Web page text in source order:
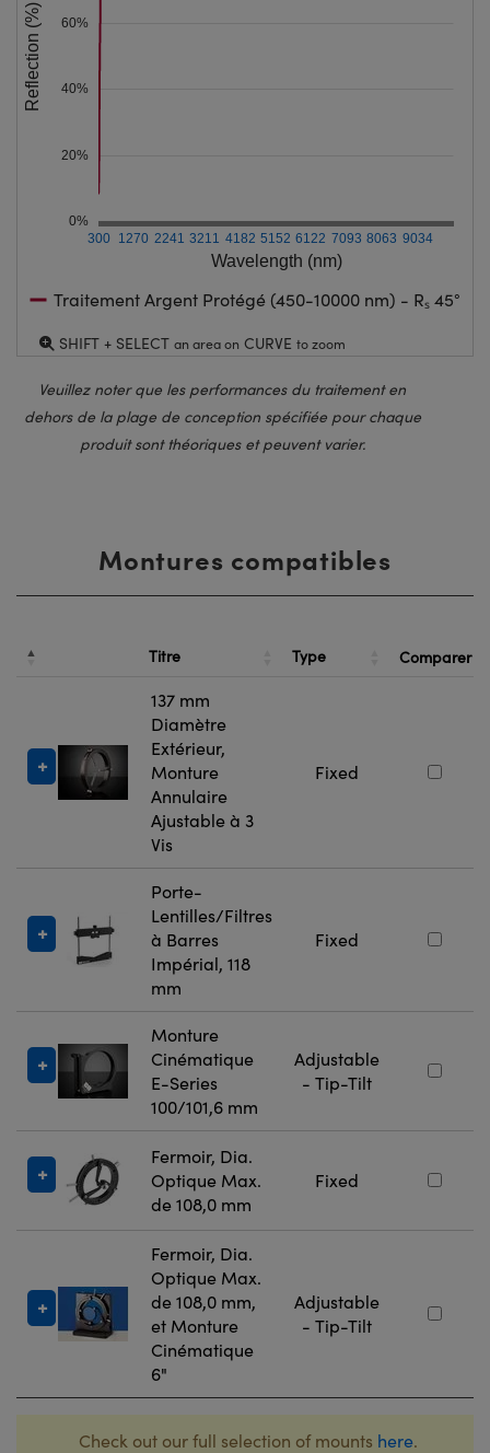
Wavelength (nm)
300 1270 2241 3211 4182 5152 6122 7093 8063 9034
0%
20%
40%
60%
Reflection (%)
Traitement Argent Protégé (450-10000 nm) - Rₛ 45°
SHIFT + SELECT an area on CURVE to zoom
Veuillez noter que les performances du traitement en
dehors de la plage de conception spécifiée pour chaque
produit sont théoriques et peuvent varier.
Montures compatibles
Titre Type Comparer
137 mm
Diamètre
Extérieur,
Monture
Annulaire
Ajustable à 3
Vis
Fixed
Porte-
Lentilles/Filtres
à Barres
Impérial, 118
mm
Fixed
Monture
Cinématique
E-Series
100/101,6 mm
Adjustable
- Tip-Tilt
Fermoir, Dia.
Optique Max.
de 108,0 mm
Fixed
Fermoir, Dia.
Optique Max.
de 108,0 mm,
et Monture
Cinématique
6"
Adjustable
- Tip-Tilt
Check out our full selection of mounts here.